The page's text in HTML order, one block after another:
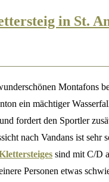
in St.
Montafons
ein mächtiger
fordert den Sportler
nach Vandans ist sehr
sind mit C/D
Personen etwas